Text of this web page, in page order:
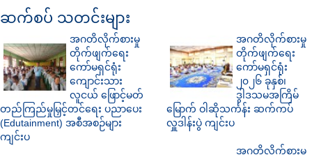
ဆက်စပ် သတင်းများ
အဂတိလိုက်စားမှု
တိုက်ဖျက်ရေး
ကော်မရှင်ရုံး
ကျောင်းသား
လူငယ် ဖြောင့်မတ်
တည်ကြည်မှုမြှင့်တင်ရေး ပညာပေး
(Edutainment) အစီအစဉ်များ
ကျင်းပ
အဂတိလိုက်စားမှု
တိုက်ဖျက်ရေး
ကော်မရှင်ရုံး
၂၀၂၆ ခုနှစ်၊
ဒွါဒသမအကြိမ်
မြောက် ဝါဆိုသင်္ကန်း ဆက်ကပ်
လှူဒါန်းပွဲ ကျင်းပ
အဂတိလိုက်စားမှု